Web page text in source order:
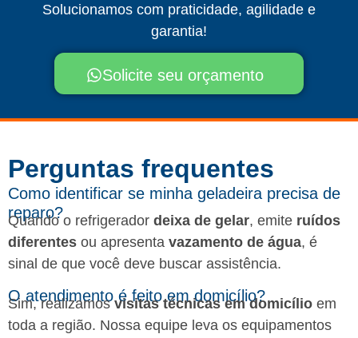
Solucionamos com praticidade, agilidade e
garantia!
Solicite seu orçamento
Perguntas frequentes​
Como identificar se minha geladeira precisa de
reparo?
Quando o refrigerador deixa de gelar, emite ruídos
diferentes ou apresenta vazamento de água, é
sinal de que você deve buscar assistência.
O atendimento é feito em domicílio?
Sim, realizamosvisitas técnicas em domicílio em
toda a região. Nossa equipe leva os equipamentos